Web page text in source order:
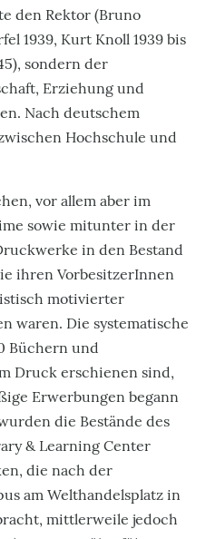
den Rektor (Bruno
1939, Kurt Knoll 1939 bis
sondern der
Erziehung und
Nach deutschem
Hochschule und
vor allem aber im
sowie mitunter in der
in den Bestand
ihren VorbesitzerInnen
motivierter
waren. Die systematische
Büchern und
Druck erschienen sind,
Erwerbungen begann
die Bestände des
& Learning Center
die nach der
am Welthandelsplatz in
mittlerweile jedoch